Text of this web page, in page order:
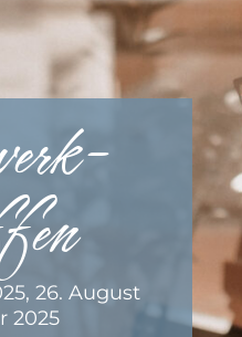
26. August
2025